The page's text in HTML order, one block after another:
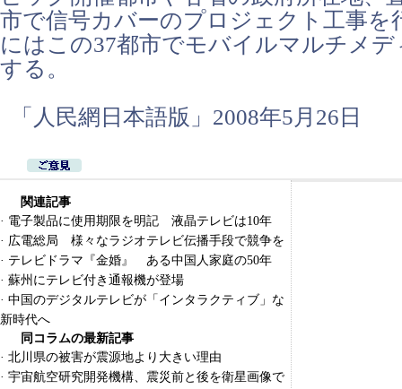
市で信号カバーのプロジェクト工事を
にはこの37都市でモバイルマルチメ
する。
「人民網日本語版」2008年5月26日
関連記事
· 電子製品に使用期限を明記 液晶テレビは10年
· 広電総局 様々なラジオテレビ伝播手段で競争を
· テレビドラマ『金婚』 ある中国人家庭の50年
· 蘇州にテレビ付き通報機が登場
· 中国のデジタルテレビが「インタラクティブ」な
新時代へ
同コラムの最新記事
· 北川県の被害が震源地より大きい理由
· 宇宙航空研究開発機構、震災前と後を衛星画像で